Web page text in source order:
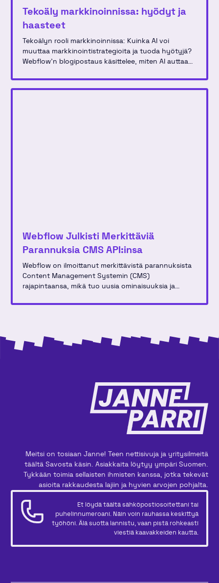
Tekoäly markkinoinnissa: hyödyt ja
haasteet
Tekoälyn rooli markkinoinnissa: Kuinka AI voi
muuttaa markkinointistrategioita ja tuoda hyötyjä?
Webflow'n blogipostaus käsittelee, miten AI auttaa
markkinointitiimeissä.
Webflow Julkisti Merkittäviä
Parannuksia CMS API:insa
Webflow on ilmoittanut merkittävistä parannuksista
Content Management Systemin (CMS)
rajapintaansa, mikä tuo uusia ominaisuuksia ja
hallinnoivat verkkosivustoja käyttäen tätä alustaa.
joustavampaa.
Meitsi on tosiaan Janne! Teen nettisivuja ja yritysilmeitä
täältä Savosta käsin. Asiakkaita löytyy ympäri Suomen.
Tykkään toimia sellaisten ihmisten kanssa, jotka tekevät
asioita rakkaudesta lajiin ja hyvien arvojen pohjalta.
Et löydä täältä sähköpostiosoitettani tai
puhelinnumeroani. Näin voin rauhassa keskittyä
työhöni. Älä suotta lannistu, vaan pistä rohkeasti
viestiä kaavakkeiden kautta.